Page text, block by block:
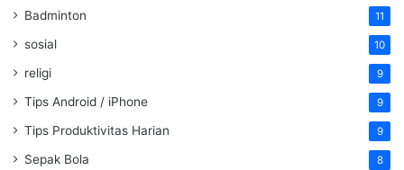
Badminton 11
sosial 10
religi 9
Tips Android / iPhone 9
Tips Produktivitas Harian 9
Sepak Bola 8